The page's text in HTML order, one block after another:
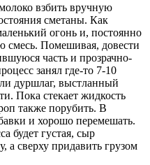
взбить вручную
сметаны. Как
огонь и, постоянно
смесь. Помешивая, довести
часть и прозрачно-
занял где-то 7-10
дуршлаг, выстланный
Пока стекает жидкость
также порубить. В
и хорошо перемешать.
будет густая, сыр
сверху придавить грузом